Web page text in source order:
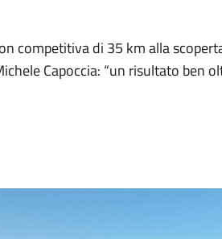
competitiva di 35 km alla
Capoccia: “un risultato ben